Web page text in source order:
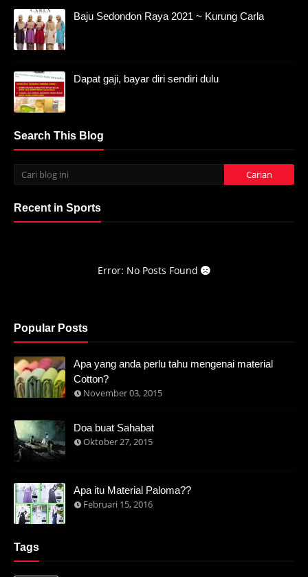
Baju Sedondon Raya 2021 ~ Kurung Carla
Dapat gaji, bayar diri sendiri dulu
Search This Blog
Recent in Sports
Error: No Posts Found
Popular Posts
Apa yang anda perlu tahu mengenai material
Cotton?
November 03, 2015
Doa buat Sahabat
Oktober 27, 2015
Apa itu Material Paloma??
Februari 15, 2016
Tags